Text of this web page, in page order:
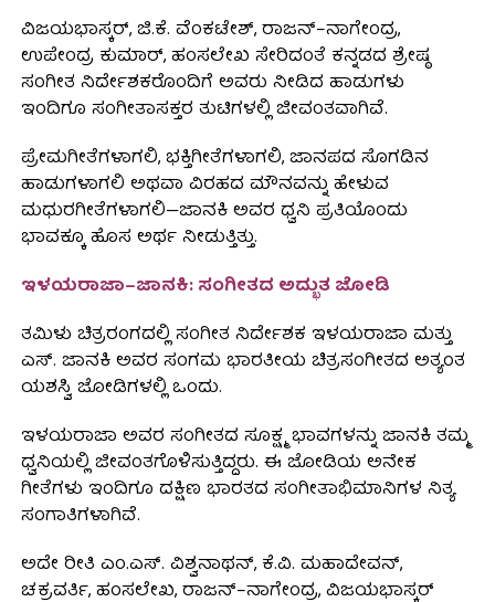
ವಿಜಯಭಾಸ್ಕರ್, ಜಿ.ಕೆ. ವೆಂಕಟೇಶ್, ರಾಜನ್–ನಾಗೇಂದ್ರ,
ಉಪೇಂದ್ರ ಕುಮಾರ್, ಹಂಸಲೇಖ ಸೇರಿದಂತೆ ಕನ್ನಡದ ಶ್ರೇಷ್ಠ
ಸಂಗೀತ ನಿರ್ದೇಶಕರೊಂದಿಗೆ ಅವರು ನೀಡಿದ ಹಾಡುಗಳು
ಇಂದಿಗೂ ಸಂಗೀತಾಸಕ್ತರ ತುಟಿಗಳಲ್ಲಿ ಜೀವಂತವಾಗಿವೆ.
ಪ್ರೇಮಗೀತೆಗಳಾಗಲಿ, ಭಕ್ತಿಗೀತೆಗಳಾಗಲಿ, ಜಾನಪದ ಸೊಗಡಿನ
ಹಾಡುಗಳಾಗಲಿ ಅಥವಾ ವಿರಹದ ಮೌನವನ್ನು ಹೇಳುವ
ಮಧುರಗೀತೆಗಳಾಗಲಿ—ಜಾನಕಿ ಅವರ ಧ್ವನಿ ಪ್ರತಿಯೊಂದು
ಭಾವಕ್ಕೂ ಹೊಸ ಅರ್ಥ ನೀಡುತ್ತಿತ್ತು.
ಇಳಯರಾಜಾ–ಜಾನಕಿ: ಸಂಗೀತದ ಅದ್ಭುತ ಜೋಡಿ
ತಮಿಳು ಚಿತ್ರರಂಗದಲ್ಲಿ ಸಂಗೀತ ನಿರ್ದೇಶಕ ಇಳಯರಾಜಾ ಮತ್ತು
ಎಸ್. ಜಾನಕಿ ಅವರ ಸಂಗಮ ಭಾರತೀಯ ಚಿತ್ರಸಂಗೀತದ ಅತ್ಯಂತ
ಯಶಸ್ವಿ ಜೋಡಿಗಳಲ್ಲಿ ಒಂದು.
ಇಳಯರಾಜಾ ಅವರ ಸಂಗೀತದ ಸೂಕ್ಷ್ಮ ಭಾವಗಳನ್ನು ಜಾನಕಿ ತಮ್ಮ
ಧ್ವನಿಯಲ್ಲಿ ಜೀವಂತಗೊಳಿಸುತ್ತಿದ್ದರು. ಈ ಜೋಡಿಯ ಅನೇಕ
ಗೀತೆಗಳು ಇಂದಿಗೂ ದಕ್ಷಿಣ ಭಾರತದ ಸಂಗೀತಾಭಿಮಾನಿಗಳ ನಿತ್ಯ
ಸಂಗಾತಿಗಳಾಗಿವೆ.
ಅದೇ ರೀತಿ ಎಂ.ಎಸ್. ವಿಶ್ವನಾಥನ್, ಕೆ.ವಿ. ಮಹಾದೇವನ್,
ಚಕ್ರವರ್ತಿ, ಹಂಸಲೇಖ, ರಾಜನ್–ನಾಗೇಂದ್ರ, ವಿಜಯಭಾಸ್ಕರ್